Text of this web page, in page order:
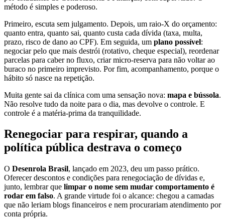
método é simples e poderoso.
Primeiro, escuta sem julgamento. Depois, um raio-X do orçamento:
quanto entra, quanto sai, quanto custa cada dívida (taxa, multa,
prazo, risco de dano ao CPF). Em seguida, um plano possível:
negociar pelo que mais destrói (rotativo, cheque especial), reordenar
parcelas para caber no fluxo, criar micro-reserva para não voltar ao
buraco no primeiro imprevisto. Por fim, acompanhamento, porque o
hábito só nasce na repetição.
Muita gente sai da clínica com uma sensação nova: mapa e bússola.
Não resolve tudo da noite para o dia, mas devolve o controle. E
controle é a matéria-prima da tranquilidade.
Renegociar para respirar, quando a
política pública destrava o começo
O Desenrola Brasil, lançado em 2023, deu um passo prático.
Oferecer descontos e condições para renegociação de dívidas e,
junto, lembrar que limpar o nome sem mudar comportamento é
rodar em falso. A grande virtude foi o alcance: chegou a camadas
que não leriam blogs financeiros e nem procurariam atendimento por
conta própria.